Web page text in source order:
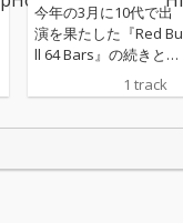
今年の3月に10代で出
演を果たした『Red Bu
ll 64 Bars』の続きとな
った楽曲がMusic Vide
oと同時に全ストリー
1 track